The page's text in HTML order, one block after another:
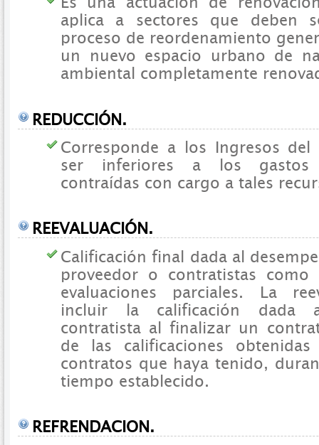
aplica a sectores que deben
proceso de reordenamiento
un nuevo espacio urbano de
ambiental completamente
REDUCCIÓN.
Corresponde a los Ingresos
ser inferiores a los gastos
contraídas con cargo a tales
REEVALUACIÓN.
Calificación final dada al
proveedor o contratistas
evaluaciones parciales. La
incluir la calificación dada
contratista al finalizar un
de las calificaciones
contratos que haya tenido,
tiempo establecido.
REFRENDACION.